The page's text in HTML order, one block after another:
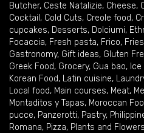
Butcher, Ceste Natalizie, Cheese,
Cocktail , Cold Cuts, Creole food,
cupcakes, Desserts, Dolciumi,
Focaccia, Fresh pasta, Frico, Fries
Gastronomy, Gift ideas, Gluten
Greek Food, Grocery, Gua bao,
Korean Food, Latin cuisine,
Local food, Main courses, Meat,
Montaditos y Tapas, Moroccan
pucce, Panzerotti, Pastry,
Romana, Pizza, Plants and Flowers